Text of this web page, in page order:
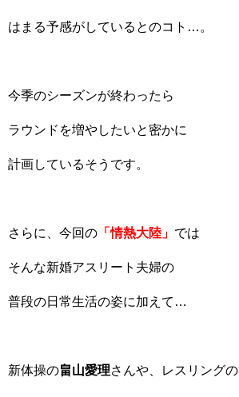
はまる予感がしているとのコト…。
今季のシーズンが終わったら
ラウンドを増やしたいと密かに
計画しているそうです。
さらに、今回の 「情熱大陸」 では
そんな新婚アスリート夫婦の
普段の日常生活の姿に加えて…
新体操の畠山愛理さんや、レスリングの